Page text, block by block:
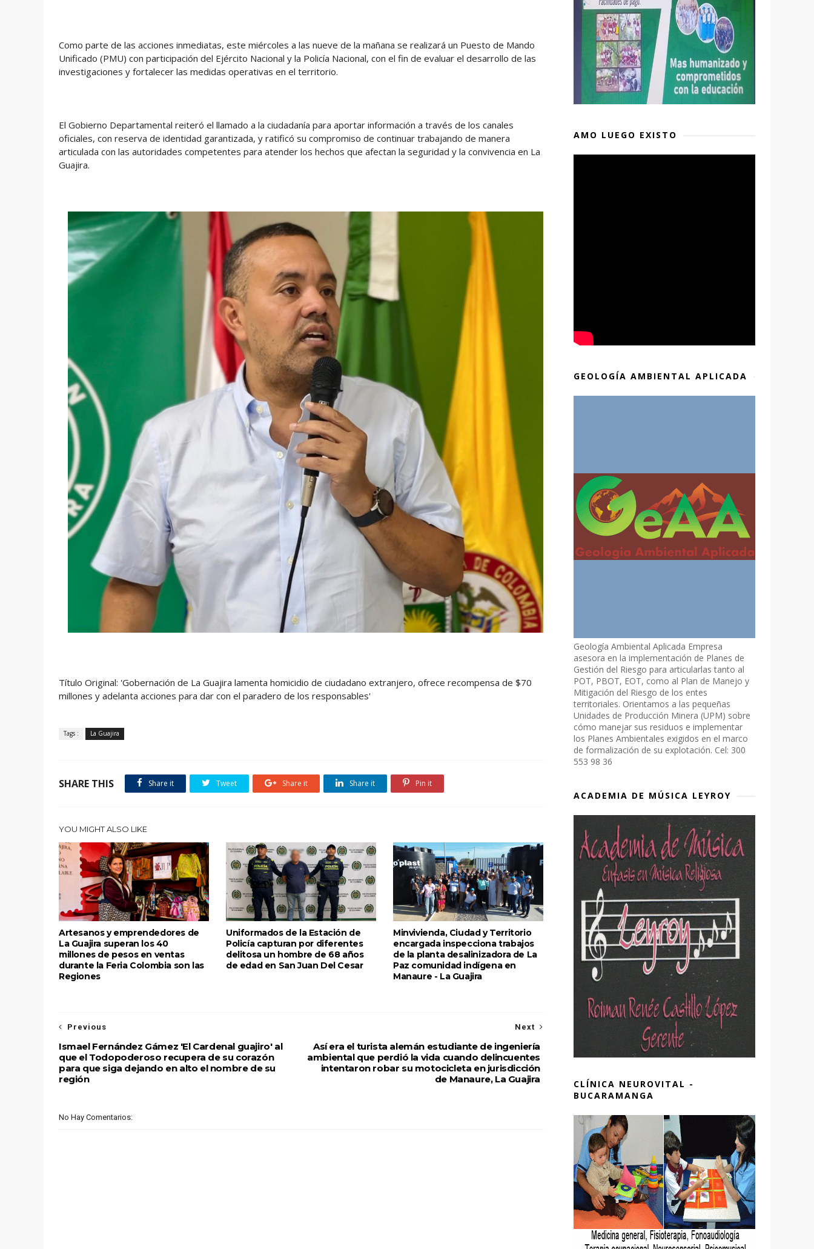
Como parte de las acciones inmediatas, este miércoles a las nueve de la mañana se realizará un Puesto de Mando
Unificado (PMU) con participación del Ejército Nacional y la Policía Nacional, con el fin de evaluar el desarrollo de las
investigaciones y fortalecer las medidas operativas en el territorio.
El Gobierno Departamental reiteró el llamado a la ciudadanía para aportar información a través de los canales
oficiales, con reserva de identidad garantizada, y ratificó su compromiso de continuar trabajando de manera
articulada con las autoridades competentes para atender los hechos que afectan la seguridad y la convivencia en La
Guajira.
Título Original: 'Gobernación de La Guajira lamenta homicidio de ciudadano extranjero, ofrece recompensa de $70
millones y adelanta acciones para dar con el paradero de los responsables'
Tags : La Guajira
SHARE THIS Share it Tweet Share it Share it Pin it
YOU MIGHT ALSO LIKE
Artesanos y emprendedores de
La Guajira superan los 40
millones de pesos en ventas
durante la Feria Colombia son las
Regiones
Uniformados de la Estación de
Policía capturan por diferentes
delitosa un hombre de 68 años
de edad en San Juan Del Cesar
Minvivienda, Ciudad y Territorio
encargada inspecciona trabajos
de la planta desalinizadora de La
Paz comunidad indígena en
Manaure - La Guajira
Next
Así era el turista alemán estudiante de ingeniería
ambiental que perdió la vida cuando delincuentes
intentaron robar su motocicleta en jurisdicción
de Manaure, La Guajira
Previous
Ismael Fernández Gámez 'El Cardenal guajiro' al
que el Todopoderoso recupera de su corazón
para que siga dejando en alto el nombre de su
región
No Hay Comentarios:
AMO LUEGO EXISTO
GEOLOGÍA AMBIENTAL APLICADA
Geología Ambiental Aplicada Empresa
asesora en la implementación de Planes de
Gestión del Riesgo para articularlas tanto al
POT, PBOT, EOT, como al Plan de Manejo y
Mitigación del Riesgo de los entes
territoriales. Orientamos a las pequeñas
Unidades de Producción Minera (UPM) sobre
cómo manejar sus residuos e implementar
los Planes Ambientales exigidos en el marco
de formalización de su explotación. Cel: 300
553 98 36
ACADEMIA DE MÚSICA LEYROY
CLÍNICA NEUROVITAL -
BUCARAMANGA